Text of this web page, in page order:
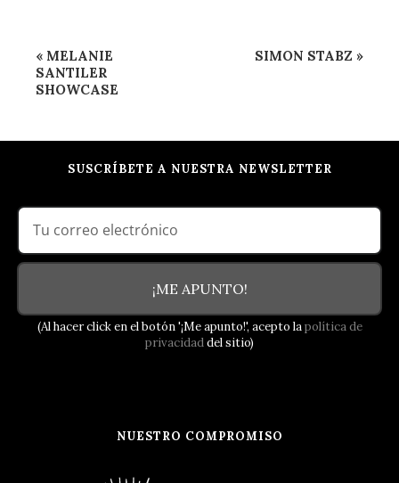
Navegación
del
Evento
« MELANIE
SANTILER
SHOWCASE
SIMON STABZ »
SUSCRÍBETE A NUESTRA NEWSLETTER
¡ME APUNTO!
(Al hacer click en el botón '¡Me apunto!', acepto lapolítica de
privacidaddel sitio)
NUESTRO COMPROMISO